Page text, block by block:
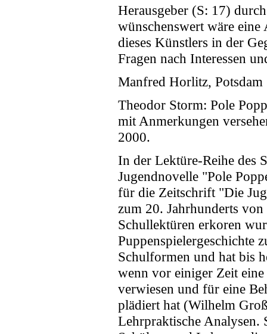
Herausgeber (S: 17)
wünschenswert wäre
dieses Künstlers in der
Fragen nach Interessen
Manfred Horlitz, Potsdam
Theodor Storm: Pole
mit Anmerkungen
2000.
In der Lektüre-Reihe des
Jugendnovelle "Pole
für die Zeitschrift "Die
zum 20. Jahrhunderts
Schullektüren erkoren
Puppenspielergeschichte
Schulformen und hat bis
wenn vor einiger Zeit eine
verwiesen und für eine
plädiert hat (Wilhelm
Lehrpraktische Analysen.